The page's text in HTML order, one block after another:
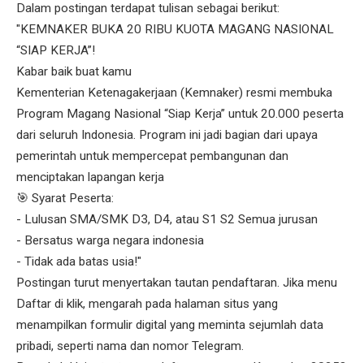
Dalam postingan terdapat tulisan sebagai berikut:
"KEMNAKER BUKA 20 RIBU KUOTA MAGANG NASIONAL
“SIAP KERJA”!
Kabar baik buat kamu
Kementerian Ketenagakerjaan (Kemnaker) resmi membuka
Program Magang Nasional “Siap Kerja” untuk 20.000 peserta
dari seluruh Indonesia. Program ini jadi bagian dari upaya
pemerintah untuk mempercepat pembangunan dan
menciptakan lapangan kerja
🎯 Syarat Peserta:
- Lulusan SMA/SMK D3, D4, atau S1 S2 Semua jurusan
- Bersatus warga negara indonesia
- Tidak ada batas usia!"
Postingan turut menyertakan tautan pendaftaran. Jika menu
Daftar di klik, mengarah pada halaman situs yang
menampilkan formulir digital yang meminta sejumlah data
pribadi, seperti nama dan nomor Telegram.